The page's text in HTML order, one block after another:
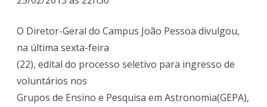
O Diretor-Geral do Campus João Pessoa divulgou,
na última sexta-feira
(22), edital do processo seletivo para ingresso de
voluntários nos
Grupos de Ensino e Pesquisa em Astronomia(GEPA),